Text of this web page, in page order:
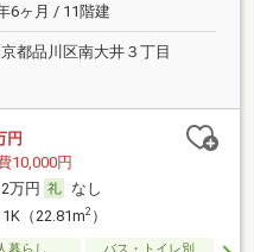
6ヶ月 / 11階建
都品川区南大井３丁目
円
10,000円
万円
なし
（22.81m2）